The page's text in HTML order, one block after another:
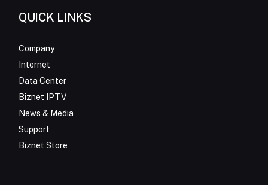
QUICK LINKS
Company
Internet
Data Center
Biznet IPTV
News & Media
Support
Biznet Store